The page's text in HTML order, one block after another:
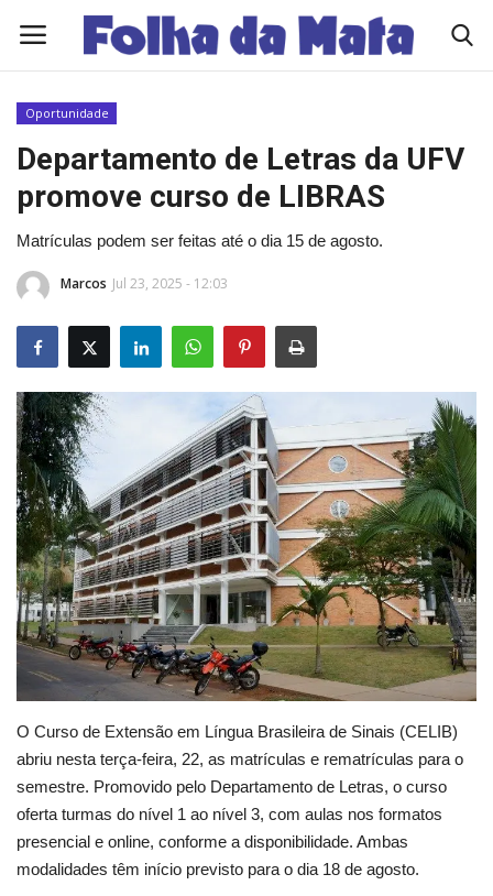
Quem Somos
Como Anunciar
Edições Diárias - NOTÍCIAS DO DIA
Polícia/Acidente
Viçosa
Cultura
UFV
Oportunidade
Tempo
Saúde
Política
Oportunidade
Departamento de Letras da UFV
promove curso de LIBRAS
Matrículas podem ser feitas até o dia 15 de agosto.
Marcos Jul 23, 2025 - 12:03
O Curso de Extensão em Língua Brasileira de Sinais (CELIB)
abriu nesta terça-feira, 22, as matrículas e rematrículas para o
semestre. Promovido pelo Departamento de Letras, o curso
oferta turmas do nível 1 ao nível 3, com aulas nos formatos
presencial e online, conforme a disponibilidade. Ambas
modalidades têm início previsto para o dia 18 de agosto.